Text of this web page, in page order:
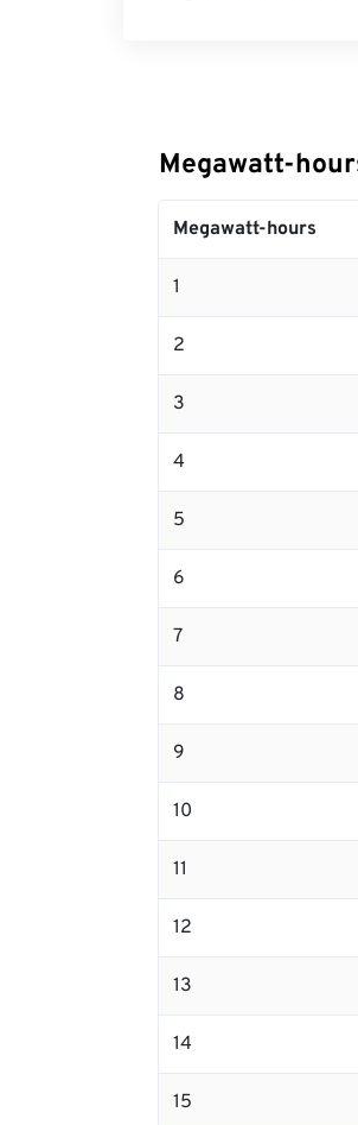
Megawatt-
Megawatt-hours
1
2
3
4
5
6
7
8
9
10
11
12
13
14
15